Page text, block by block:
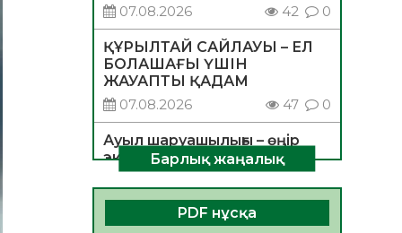
07.08.2026
42 0
ҚҰРЫЛТАЙ САЙЛАУЫ – ЕЛ
БОЛАШАҒЫ ҮШІН
ЖАУАПТЫ ҚАДАМ
07.08.2026
47 0
Ауыл шаруашылығы – өңір
экономикасының негізгі
тірегі
06.08.2026
54 0
Барлық жаңалық
PDF нұсқа